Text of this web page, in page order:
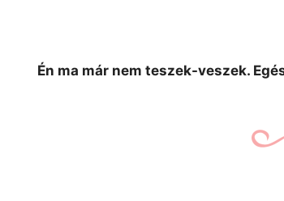
Én ma már nem teszek-veszek.